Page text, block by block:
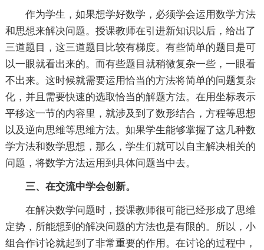
作为学生，如果想学好数学，必须学会运用数学方法
和思想来解决问题。授课教师在引进新知识以后，给出了
三道题目，这三道题目比较有梯度。有些简单的题目是可
以一眼就看出来的。而有些题目就稍微复杂一些，一眼看
不出来。这时候就需要运用恰当的方法将简单的问题复杂
化，并且需要快速的选取恰当的解题方法。在用坐标表示
平移这一节的内容里，就涉及到了数形结合，方程等思想
以及逆向思维等思维方法。如果学生能够掌握了这几种数
学方法和数学思想，那么，学生们就可以自主解决相关的
问题，将数学方法运用到具体问题当中去。
三、在交流中学会创新。
在解决数学问题时，授课教师很可能已经形成了思维
定势，所能想到的解决问题的方法也是有限的。所以，小
组合作讨论就起到了非常重要的作用。在讨论的过程中，